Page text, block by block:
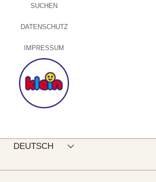
SUCHEN
DATENSCHUTZ
IMPRESSUM
DEUTSCH